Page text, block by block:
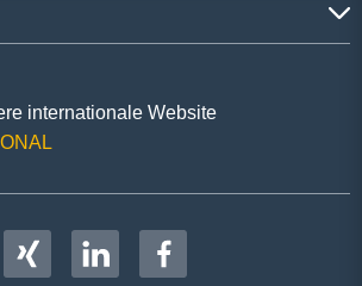
internationale Website